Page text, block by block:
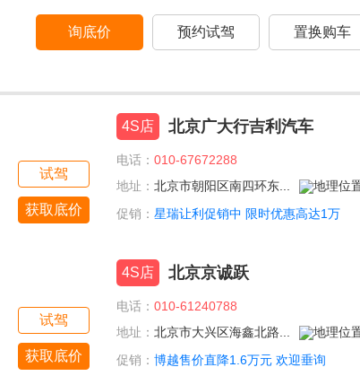
询底价 预约试驾 置换购车
试驾
获取底价
4S店 北京广大行吉利汽车
电话： 010-67672288
地址： 北京市朝阳区南四环东...
促销： 星瑞让利促销中 限时优惠高达1万
试驾
获取底价
4S店 北京京诚跃
电话： 010-61240788
地址： 北京市大兴区海鑫北路...
促销： 博越售价直降1.6万元 欢迎垂询